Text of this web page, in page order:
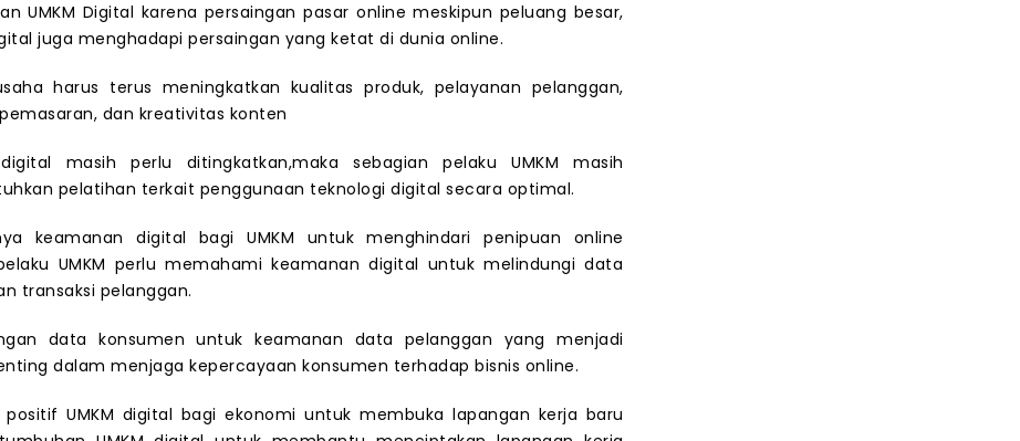
UMKM Digital karena persaingan pasar online meskipun peluang besar,
juga menghadapi persaingan yang ketat di dunia online.
harus terus meningkatkan kualitas produk, pelayanan pelanggan,
dan kreativitas konten
masih perlu ditingkatkan,maka sebagian pelaku UMKM masih
pelatihan terkait penggunaan teknologi digital secara optimal.
keamanan digital bagi UMKM untuk menghindari penipuan online
UMKM perlu memahami keamanan digital untuk melindungi data
transaksi pelanggan.
data konsumen untuk keamanan data pelanggan yang menjadi
dalam menjaga kepercayaan konsumen terhadap bisnis online.
positif UMKM digital bagi ekonomi untuk membuka lapangan kerja baru